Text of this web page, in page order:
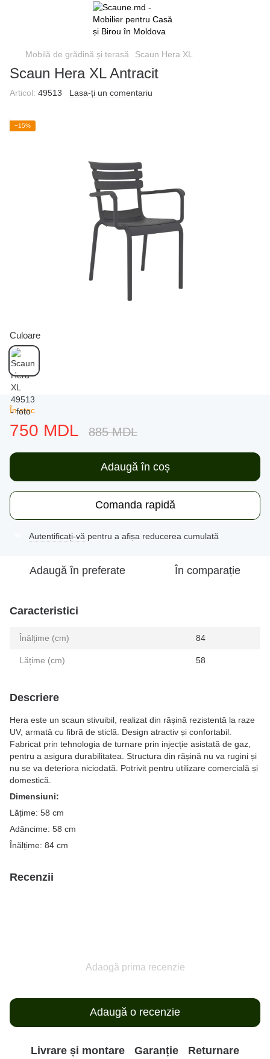
Mobilă de grădină și terasă Scaun Hera XL
Scaun Hera XL Antracit
Articol: 49513 Lasa-ți un comentariu
−15%
Culoare
În stoc
750 MDL 885 MDL
Adaugă în coș
Comanda rapidă
Autentificați-vă pentru a afișa reducerea cumulată
Adaugă în preferate În comparație
Caracteristici
Înălțime (cm) 84
Lățime (cm) 58
Descriere
Hera este un scaun stivuibil, realizat din rășină rezistentă la raze
UV, armată cu fibră de sticlă. Design atractiv și confortabil.
Fabricat prin tehnologia de turnare prin injecție asistată de gaz,
pentru a asigura durabilitatea. Structura din rășină nu va rugini și
nu se va deteriora niciodată. Potrivit pentru utilizare comercială și
domestică.
Dimensiuni:
Lățime: 58 cm
Adâncime: 58 cm
Înălțime: 84 cm
Recenzii
Adaogă prima recenzie
Adaugă o recenzie
Livrare și montare Garanție Returnare